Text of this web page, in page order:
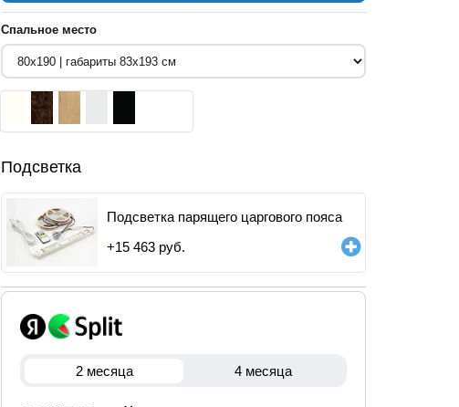
Спальное место
Подсветка
Подсветка парящего царгового пояса
+15 463 руб.
2 месяца 4 месяца